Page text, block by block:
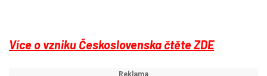
Více o vzniku Československa čtěte ZDE